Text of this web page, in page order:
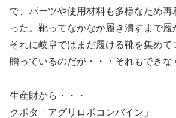
で、パーツや使用材料も多様なため
った。靴ってなかなか履き潰すまで履
それに岐阜ではまだ履ける靴を集めて
贈っているのだが・・・それもできな
生産財から・・・
クボタ「アグリロボコンバイン」